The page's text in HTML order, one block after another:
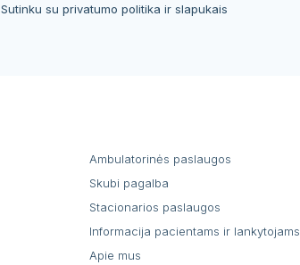
Sutinku su privatumo politika ir slapukais
Ambulatorinės paslaugos
Skubi pagalba
Stacionarios paslaugos
Informacija pacientams ir lankytojams
Apie mus